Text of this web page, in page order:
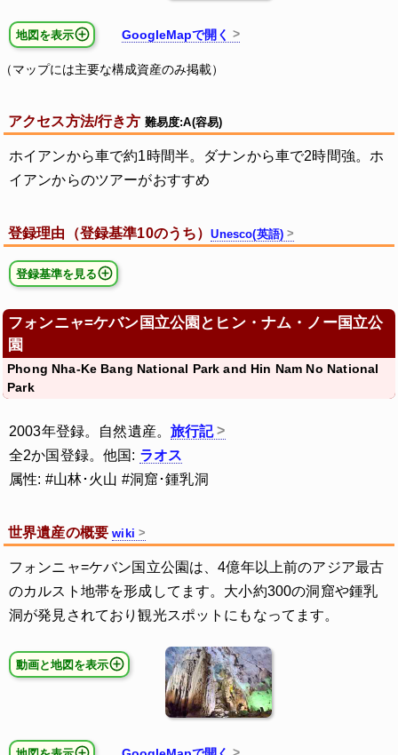
地図を表示 GoogleMapで開く
（マップには主要な構成資産のみ掲載）
アクセス方法/行き方 難易度:A(容易)
ホイアンから車で約1時間半。ダナンから車で2時間強。ホ
イアンからのツアーがおすすめ
登録理由（登録基準10のうち）Unesco(英語)
登録基準を見る
フォンニャ=ケバン国立公園とヒン・ナム・ノー国立公
園
Phong Nha-Ke Bang National Park and Hin Nam No National
Park
2003年登録。自然遺産。旅行記
全2か国登録。他国: ラオス
属性: #山林･火山 #洞窟･鍾乳洞
世界遺産の概要wiki
フォンニャ=ケバン国立公園は、4億年以上前のアジア最古
のカルスト地帯を形成してます。大小約300の洞窟や鍾乳
洞が発見されており観光スポットにもなってます。
動画と地図を表示